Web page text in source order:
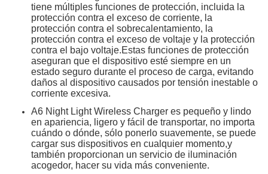
tiene múltiples funciones de protección, incluida la
protección contra el exceso de corriente, la
protección contra el sobrecalentamiento, la
protección contra el exceso de voltaje y la protección
contra el bajo voltaje.Estas funciones de protección
aseguran que el dispositivo esté siempre en un
estado seguro durante el proceso de carga, evitando
daños al dispositivo causados por tensión inestable o
corriente excesiva.
A6 Night Light Wireless Charger es pequeño y lindo
en apariencia, ligero y fácil de transportar, no importa
cuándo o dónde, sólo ponerlo suavemente, se puede
cargar sus dispositivos en cualquier momento,y
también proporcionan un servicio de iluminación
acogedor, hacer su vida más conveniente.